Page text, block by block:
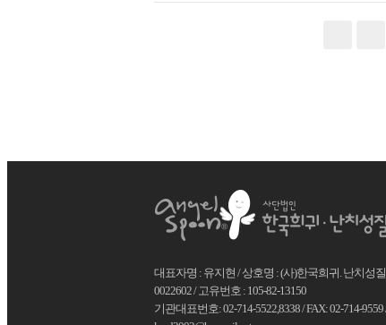
대표자명 : 유지현 / 상호명 : (사)한국희귀. 난치성
0022602 / 고유번호 : 105-82-13150
기관대표번호: 02-714-5522,8338 / FAX: 02-714-